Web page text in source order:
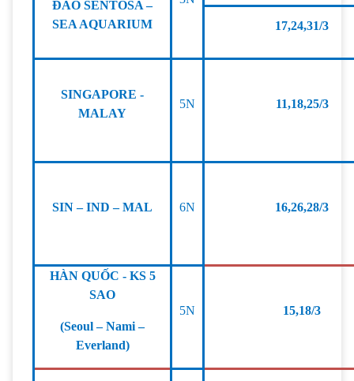
ĐẢO SENTOSA –
SEA AQUARIUM
17,24,31/3
SINGAPORE -
MALAY
5N 11,18,25/3
SIN – IND – MAL 6N 16,26,28/3
HÀN QUỐC - KS 5
SAO
(Seoul – Nami –
Everland)
5N 15,18/3